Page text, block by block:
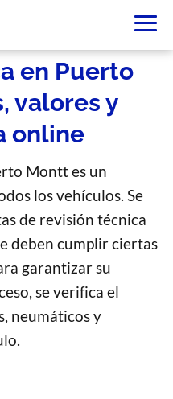
en Puerto
valores y
online
Montt es un
los vehículos. Se
de revisión técnica
deben cumplir ciertas
garantizar su
se verifica el
neumáticos y